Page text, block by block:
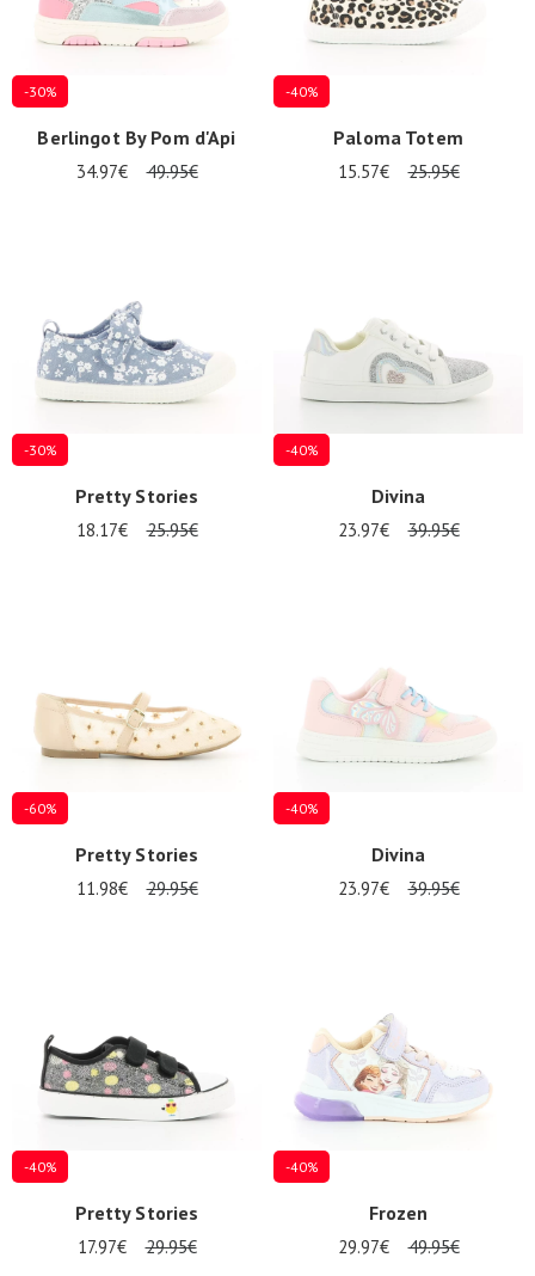
Cadeaubon
INLOGGEN
-30%
Berlingot By Pom d'Api
34.97€ 49.95€
-40%
Paloma Totem
15.57€ 25.95€
-30%
Pretty Stories
18.17€ 25.95€
-40%
Divina
23.97€ 39.95€
-60%
Pretty Stories
11.98€ 29.95€
-40%
Divina
23.97€ 39.95€
-40%
Pretty Stories
17.97€ 29.95€
-40%
Frozen
29.97€ 49.95€